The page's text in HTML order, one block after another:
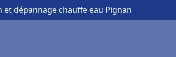
et dépannage chauffe eau Pignan